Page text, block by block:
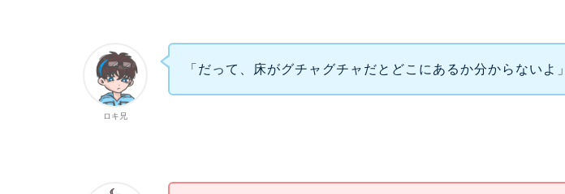
ロキ兄
「だって、床がグチャグチャだとどこにあるか分からないよ」